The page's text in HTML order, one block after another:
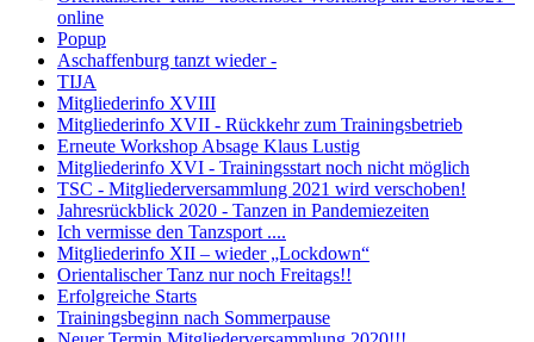
online
Popup
Aschaffenburg tanzt wieder -
TIJA
Mitgliederinfo XVIII
Mitgliederinfo XVII - Rückkehr zum Trainingsbetrieb
Erneute Workshop Absage Klaus Lustig
Mitgliederinfo XVI - Trainingsstart noch nicht möglich
TSC - Mitgliederversammlung 2021 wird verschoben!
Jahresrückblick 2020 - Tanzen in Pandemiezeiten
Ich vermisse den Tanzsport ....
Mitgliederinfo XII – wieder „Lockdown“
Orientalischer Tanz nur noch Freitags!!
Erfolgreiche Starts
Trainingsbeginn nach Sommerpause